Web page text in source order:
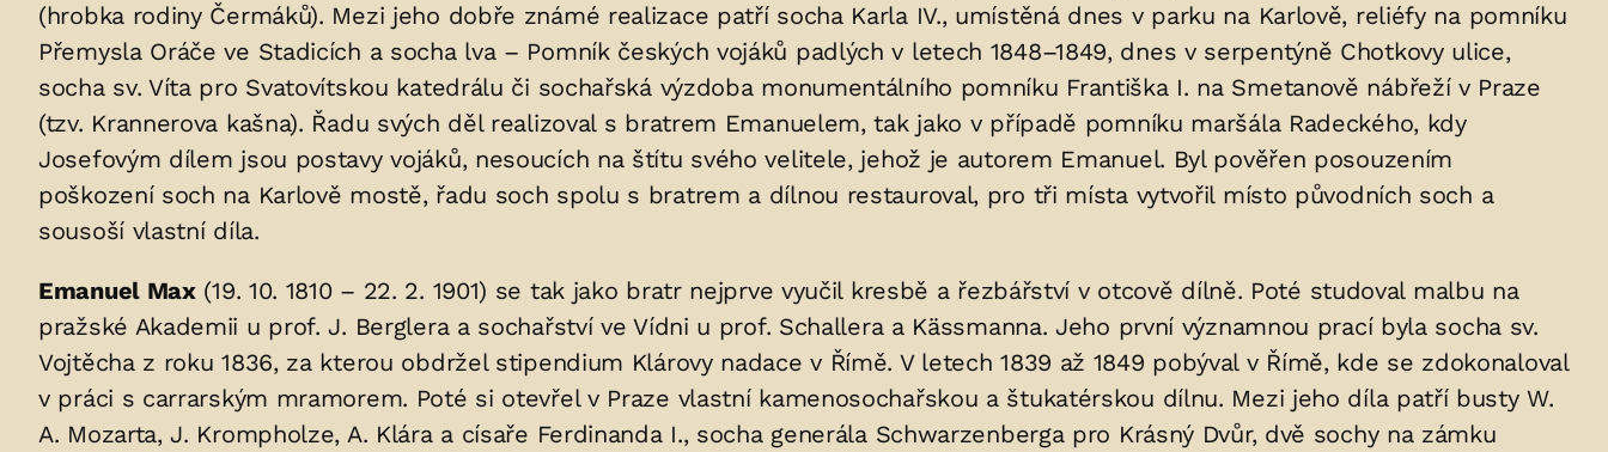
(hrobka rodiny Čermáků). Mezi jeho dobře známé realizace patří socha Karla IV., umístěná dnes v parku na Karlově, reliéfy na pomníku
Přemysla Oráče ve Stadicích a socha lva – Pomník českých vojáků padlých v letech 1848–1849, dnes v serpentýně Chotkovy ulice,
socha sv. Víta pro Svatovítskou katedrálu či sochařská výzdoba monumentálního pomníku Františka I. na Smetanově nábřeží v Praze
(tzv. Krannerova kašna). Řadu svých děl realizoval s bratrem Emanuelem, tak jako v případě pomníku maršála Radeckého, kdy
Josefovým dílem jsou postavy vojáků, nesoucích na štítu svého velitele, jehož je autorem Emanuel. Byl pověřen posouzením
poškození soch na Karlově mostě, řadu soch spolu s bratrem a dílnou restauroval, pro tři místa vytvořil místo původních soch a
sousoší vlastní díla.
Emanuel Max(19. 10. 1810 – 22. 2. 1901) se tak jako bratr nejprve vyučil kresbě a řezbářství v otcově dílně. Poté studoval malbu na
pražské Akademii u prof. J. Berglera a sochařství ve Vídni u prof. Schallera a Kässmanna. Jeho první významnou prací byla socha sv.
Vojtěcha z roku 1836, za kterou obdržel stipendium Klárovy nadace v Římě. V letech 1839 až 1849 pobýval v Římě, kde se zdokonaloval
v práci s carrarským mramorem. Poté si otevřel v Praze vlastní kamenosochařskou a štukatérskou dílnu. Mezi jeho díla patří busty W.
A. Mozarta, J. Krompholze, A. Klára a císaře Ferdinanda I., socha generála Schwarzenberga pro Krásný Dvůr, dvě sochy na zámku